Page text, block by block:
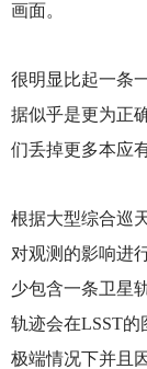
画面。
很明显比起一条
据似乎是更为正
们丢掉更多本应
根据大型综合巡
对观测的影响进
少包含一条卫星
轨迹会在LSST的
极端情况下并且